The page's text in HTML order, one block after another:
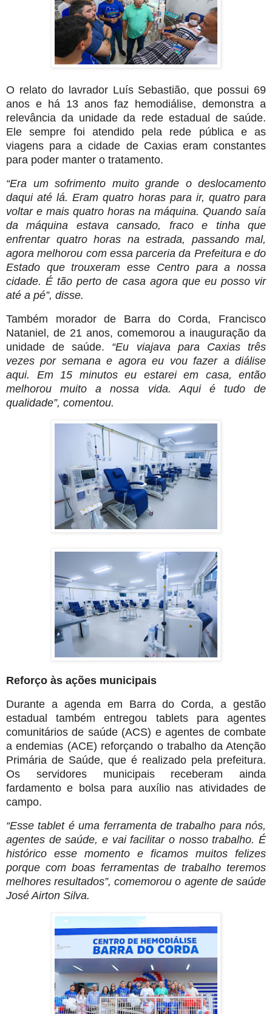
O relato do lavrador Luís Sebastião, que possui 69
anos e há 13 anos faz hemodiálise, demonstra a
relevância da unidade da rede estadual de saúde.
Ele sempre foi atendido pela rede pública e as
viagens para a cidade de Caxias eram constantes
para poder manter o tratamento.
“Era um sofrimento muito grande o deslocamento
daqui até lá. Eram quatro horas para ir, quatro para
voltar e mais quatro horas na máquina. Quando saía
da máquina estava cansado, fraco e tinha que
enfrentar quatro horas na estrada, passando mal,
agora melhorou com essa parceria da Prefeitura e do
Estado que trouxeram esse Centro para a nossa
cidade. É tão perto de casa agora que eu posso vir
até a pé”, disse.
Também morador de Barra do Corda, Francisco
Nataniel, de 21 anos, comemorou a inauguração da
unidade de saúde. “Eu viajava para Caxias três
vezes por semana e agora eu vou fazer a diálise
aqui. Em 15 minutos eu estarei em casa, então
melhorou muito a nossa vida. Aqui é tudo de
qualidade”, comentou.
Reforço às ações municipais
Durante a agenda em Barra do Corda, a gestão
estadual também entregou tablets para agentes
comunitários de saúde (ACS) e agentes de combate
a endemias (ACE) reforçando o trabalho da Atenção
Primária de Saúde, que é realizado pela prefeitura.
Os servidores municipais receberam ainda
fardamento e bolsa para auxílio nas atividades de
campo.
“Esse tablet é uma ferramenta de trabalho para nós,
agentes de saúde, e vai facilitar o nosso trabalho. É
histórico esse momento e ficamos muitos felizes
porque com boas ferramentas de trabalho teremos
melhores resultados”, comemorou o agente de saúde
José Airton Silva.